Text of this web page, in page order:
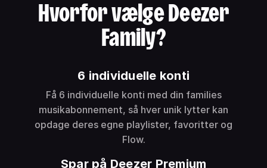
Hvorfor vælge Deezer
Family?
6 individuelle konti
Få 6 individuelle konti med din families
musikabonnement, så hver unik lytter kan
opdage deres egne playlister, favoritter og
Flow.
Spar på Deezer Premium